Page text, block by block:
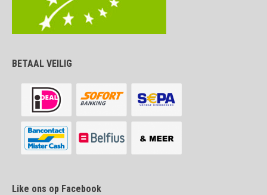
BETAAL VEILIG
Like ons op Facebook